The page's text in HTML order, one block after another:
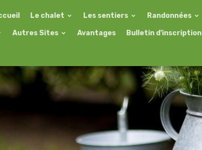
Le chalet Les sentiers Randonnées
Autres Sites Avantages Bulletin d'inscription